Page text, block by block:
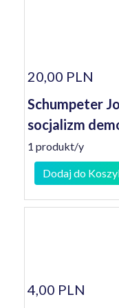
20,00 PLN
Schumpeter
socjalizm
1 produkt/y
Dodaj do
4,00 PLN